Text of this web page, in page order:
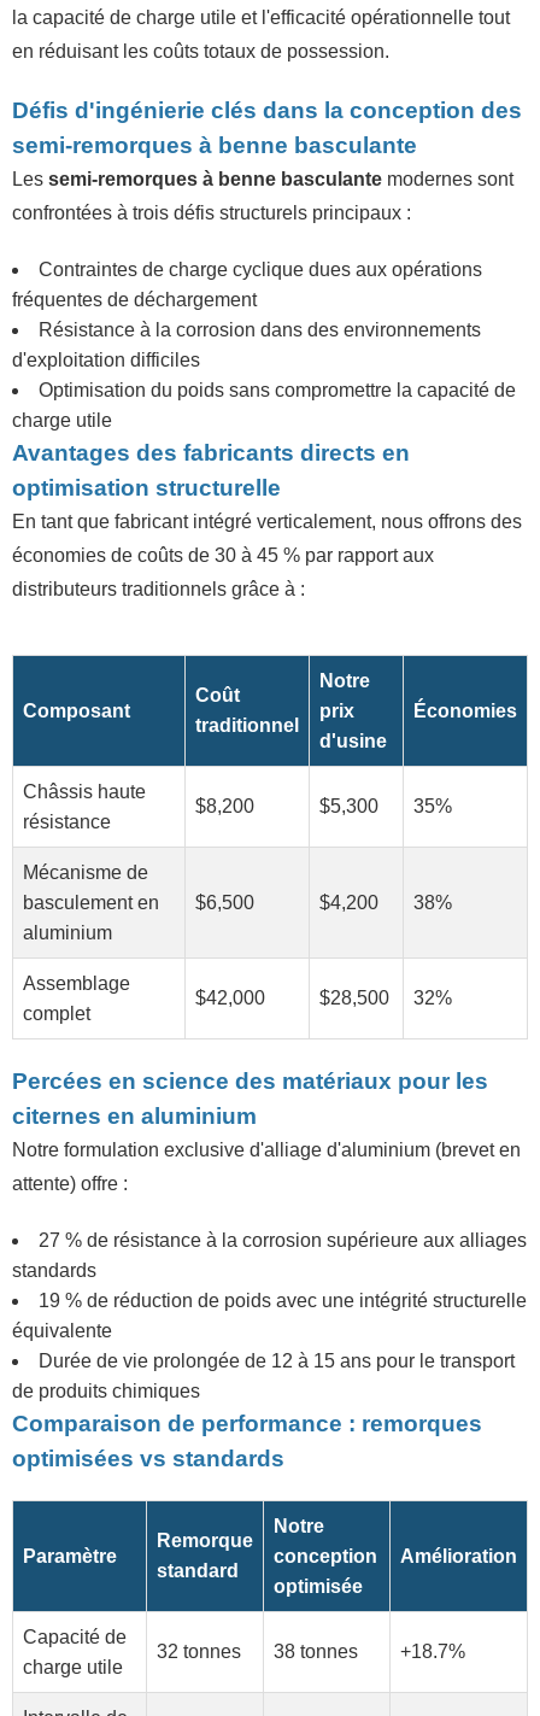
la capacité de charge utile et l'efficacité opérationnelle tout
en réduisant les coûts totaux de possession.
Défis d'ingénierie clés dans la conception des
semi-remorques à benne basculante
Les semi-remorques à benne basculante modernes sont
confrontées à trois défis structurels principaux :
Contraintes de charge cyclique dues aux opérations
fréquentes de déchargement
Résistance à la corrosion dans des environnements
d'exploitation difficiles
Optimisation du poids sans compromettre la capacité de
charge utile
Avantages des fabricants directs en
optimisation structurelle
En tant que fabricant intégré verticalement, nous offrons des
économies de coûts de 30 à 45 % par rapport aux
distributeurs traditionnels grâce à :
Composant
Coût
traditionnel
Notre
prix
d'usine
Économies
Châssis haute
résistance
$8,200 $5,300 35%
Mécanisme de
basculement en
aluminium
$6,500 $4,200 38%
Assemblage
complet
$42,000 $28,500 32%
Percées en science des matériaux pour les
citernes en aluminium
Notre formulation exclusive d'alliage d'aluminium (brevet en
attente) offre :
27 % de résistance à la corrosion supérieure aux alliages
standards
19 % de réduction de poids avec une intégrité structurelle
équivalente
Durée de vie prolongée de 12 à 15 ans pour le transport
de produits chimiques
Comparaison de performance : remorques
optimisées vs standards
Paramètre
Remorque
standard
Notre
conception
optimisée
Amélioration
Capacité de
charge utile
32 tonnes 38 tonnes +18.7%